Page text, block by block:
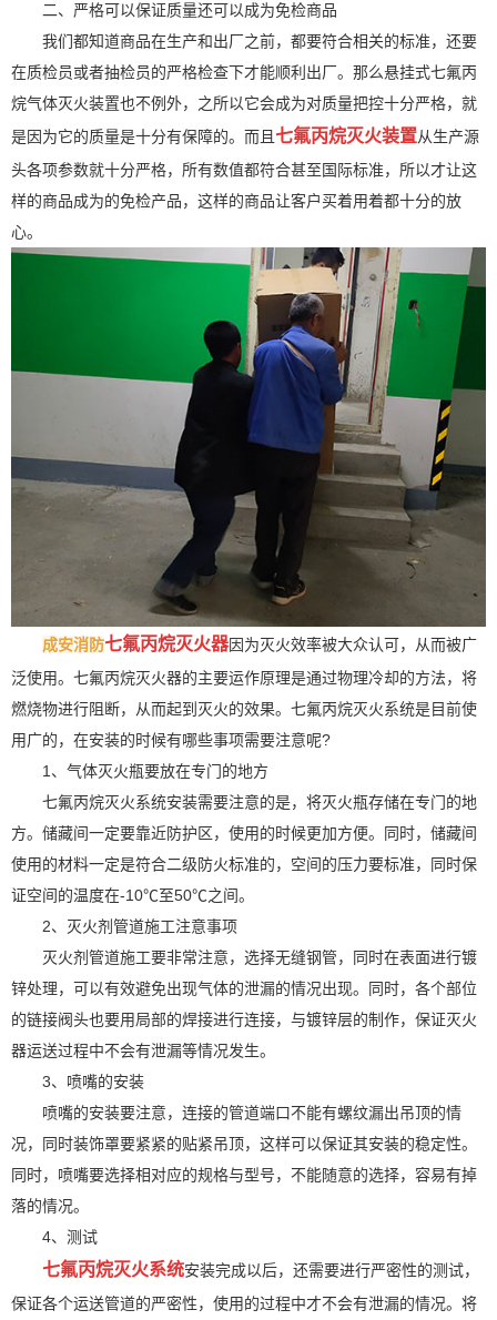
二、严格可以保证质量还可以成为免检商品
我们都知道商品在生产和出厂之前，都要符合相关的标准，还要
在质检员或者抽检员的严格检查下才能顺利出厂。那么悬挂式七氟丙
烷气体灭火装置也不例外，之所以它会成为对质量把控十分严格，就
是因为它的质量是十分有保障的。而且七氟丙烷灭火装置从生产源
头各项参数就十分严格，所有数值都符合甚至国际标准，所以才让这
样的商品成为的免检产品，这样的商品让客户买着用着都十分的放
心。
成安消防七氟丙烷灭火器因为灭火效率被大众认可，从而被广
泛使用。七氟丙烷灭火器的主要运作原理是通过物理冷却的方法，将
燃烧物进行阻断，从而起到灭火的效果。七氟丙烷灭火系统是目前使
用广的，在安装的时候有哪些事项需要注意呢?
1、气体灭火瓶要放在专门的地方
七氟丙烷灭火系统安装需要注意的是，将灭火瓶存储在专门的地
方。储藏间一定要靠近防护区，使用的时候更加方便。同时，储藏间
使用的材料一定是符合二级防火标准的，空间的压力要标准，同时保
证空间的温度在-10℃至50℃之间。
2、灭火剂管道施工注意事项
灭火剂管道施工要非常注意，选择无缝钢管，同时在表面进行镀
锌处理，可以有效避免出现气体的泄漏的情况出现。同时，各个部位
的链接阀头也要用局部的焊接进行连接，与镀锌层的制作，保证灭火
器运送过程中不会有泄漏等情况发生。
3、喷嘴的安装
喷嘴的安装要注意，连接的管道端口不能有螺纹漏出吊顶的情
况，同时装饰罩要紧紧的贴紧吊顶，这样可以保证其安装的稳定性。
同时，喷嘴要选择相对应的规格与型号，不能随意的选择，容易有掉
落的情况。
4、测试
七氟丙烷灭火系统安装完成以后，还需要进行严密性的测试，
保证各个运送管道的严密性，使用的过程中才不会有泄漏的情况。将